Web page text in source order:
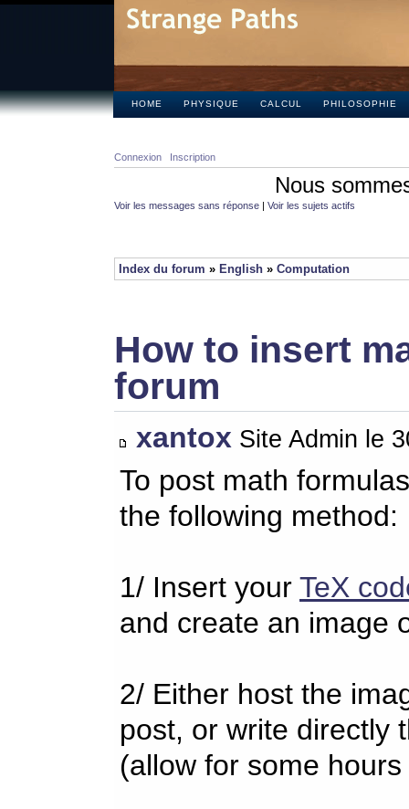
HOME PHYSIQUE CALCUL PHILOSOPHIE
Connexion Inscription
Nous
Voir les messages sans réponse | Voir les sujets actifs
Index du forum » English » Computation
How to insert
forum
xantox Site Admin le
To post math
the following method:
1/ Insert your TeX
and create an image
2/ Either host the
post, or write directly
(allow for some